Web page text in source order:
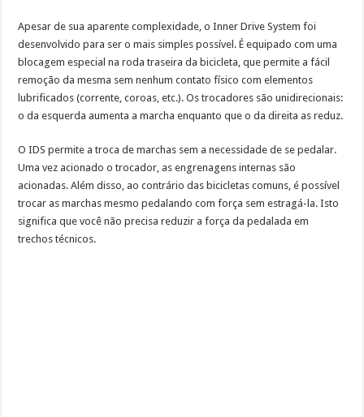
Apesar de sua aparente complexidade, o Inner Drive System foi
desenvolvido para ser o mais simples possível. É equipado com uma
blocagem especial na roda traseira da bicicleta, que permite a fácil
remoção da mesma sem nenhum contato físico com elementos
lubrificados (corrente, coroas, etc.). Os trocadores são unidirecionais:
o da esquerda aumenta a marcha enquanto que o da direita as reduz.
O IDS permite a troca de marchas sem a necessidade de se pedalar.
Uma vez acionado o trocador, as engrenagens internas são
acionadas. Além disso, ao contrário das bicicletas comuns, é possível
trocar as marchas mesmo pedalando com força sem estragá-la. Isto
significa que você não precisa reduzir a força da pedalada em
trechos técnicos.